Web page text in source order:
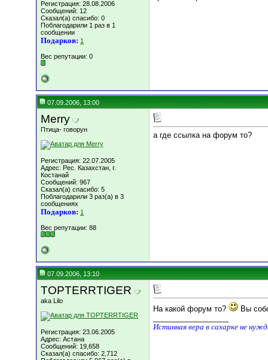
Регистрация: 28.08.2006
Сообщений: 12
Сказал(а) спасибо: 0
Поблагодарили 1 раз в 1
сообщении
Подарков: 1
Вес репутации: 0
07.09.2006, 13:00
Merry
Птица- говорун
Регистрация: 22.07.2005
Адрес: Рес. Казахстан, г.
Костанай
Сообщений: 967
Сказал(а) спасибо: 5
Поблагодарили 3 раз(а) в 3
сообщениях
Подарков: 1
Вес репутации: 88
а где ссылка на форум то?
07.09.2006, 13:10
TOPTERRTIGER
aka Lilo
Регистрация: 23.06.2005
Адрес: Астана
Сообщений: 19,658
Сказал(а) спасибо: 2,712
На какой форум то?
Вы
Истинная вера в сахарке не